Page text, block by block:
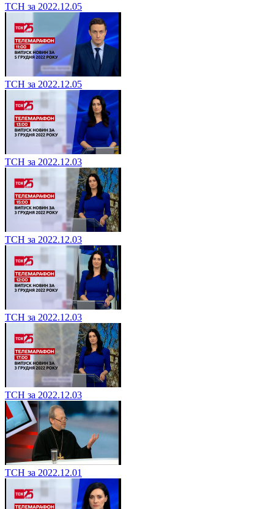
ТСН за 2022.12.05
ТСН за 2022.12.05
ТСН за 2022.12.03
ТСН за 2022.12.03
ТСН за 2022.12.03
ТСН за 2022.12.03
ТСН за 2022.12.01